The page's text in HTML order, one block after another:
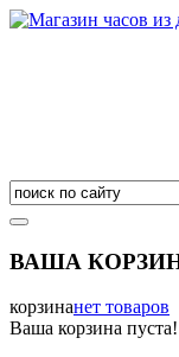
ВАША
корзинанет товаров
Ваша корзина пуста!